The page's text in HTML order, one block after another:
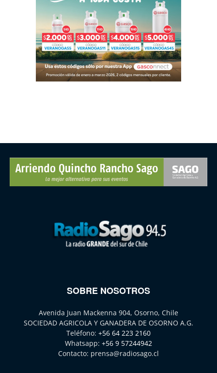
SOBRE NOSOTROS
Avenida Juan Mackenna 904, Osorno, Chile
SOCIEDAD AGRICOLA Y GANADERA DE OSORNO A.G.
Teléfono: +56 64 223 2160
Whatsapp: +56 9 57244942
Contacto: prensa@radiosago.cl